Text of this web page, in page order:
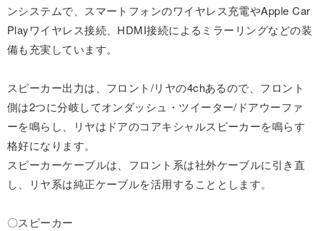
ンシステムで、スマートフォンのワイヤレス充電やApple Car
Playワイヤレス接続、HDMI接続によるミラーリングなどの装
備も充実しています。
スピーカー出力は、フロント/リヤの4chあるので、フロント
側は2つに分岐してオンダッシュ・ツイーター/ドアウーファ
ーを鳴らし、リヤはドアのコアキシャルスピーカーを鳴らす
格好になります。
スピーカーケーブルは、フロント系は社外ケーブルに引き直
し、リヤ系は純正ケーブルを活用することとします。
〇スピーカー